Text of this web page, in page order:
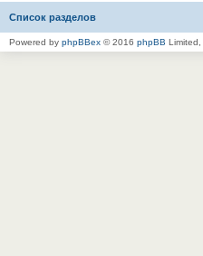
Список разделов
Powered by phpBBex © 2016 phpBB Limited,